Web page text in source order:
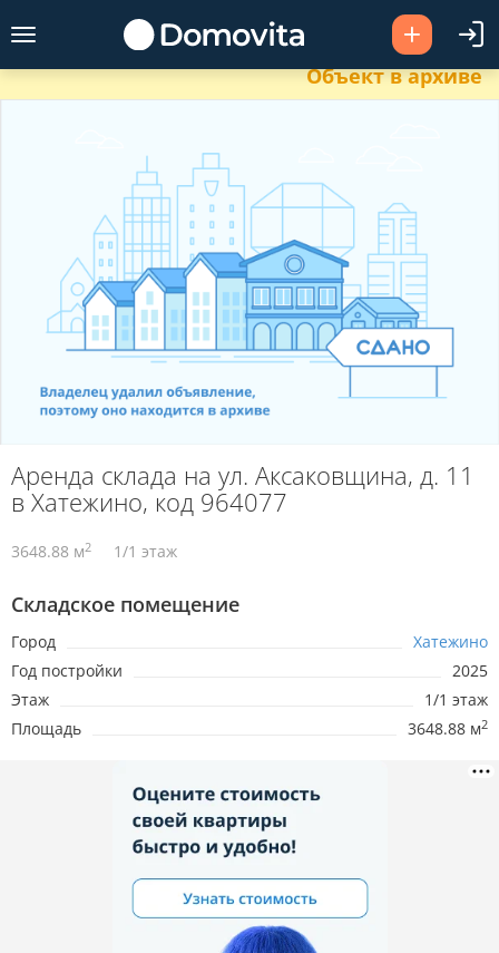
Объект в архиве
Аренда склада на ул. Аксаковщина, д. 11
в Хатежино, код 964077
3648.88 м2 1/1 этаж
Складское помещение
Город
Хатежино
Год постройки
2025
Этаж
1/1 этаж
Площадь
3648.88 м2